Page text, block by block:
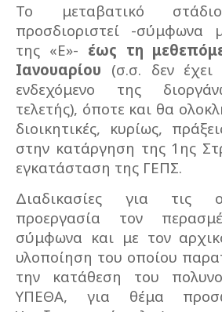
Το μεταβατικό
προσδιοριστεί -σύμφωνα
της «Ε»- έως τη
Ιανουαρίου (σ.σ. δεν έχει
ενδεχόμενο της
τελετής), όποτε και θα
διοικητικές, κυρίως,
στην κατάργηση της 1ης
εγκατάσταση της ΓΕΠΣ.
Διαδικασίες για τις
προεργασία τον
σύμφωνα και με τον
υλοποίηση του οποίου
την κατάθεση του
ΥΠΕΘΑ, για θέμα